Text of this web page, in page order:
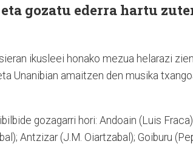
gozatu ederra hartu
ikusleei honako mezua helarazi
Unanibian amaitzen den musika
gozagarri hori: Andoain (Luis
Antzizar (J.M. Oiartzabal); Goiburu